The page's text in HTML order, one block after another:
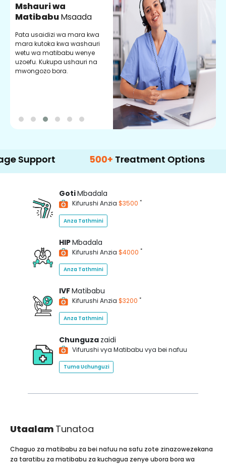
Mshauri wa
MatibabuMsaada
Pata usaidizi wa mara kwa
mara kutoka kwa washauri
wetu wa matibabu wenye
uzoefu. Kukupa ushauri na
mwongozo bora.
500+ Treatment Options
GotiMbadala
Kifurushi Anzia $3500 *
Anza Tathmini
HIPMbadala
Kifurushi Anzia $4000 *
Anza Tathmini
IVFMatibabu
Kifurushi Anzia $3200 *
Anza Tathmini
Chunguza zaidi
Vifurushi vya Matibabu vya bei nafuu
Tuma Uchunguzi
Utaalam Tunatoa
Chaguo za matibabu za bei nafuu na safu zote zinazowezekana
za taratibu za matibabu za kuchagua zenye ubora bora wa